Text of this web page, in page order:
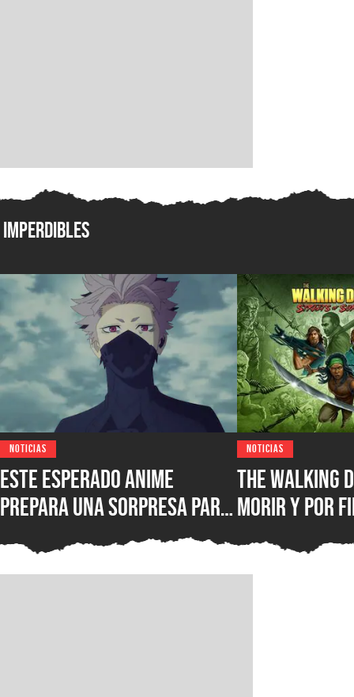
Imperdibles
NOTICIAS
Este esperado anime
prepara una sorpresa para
septiembre y los fans de
Kaiju No. 8 querrán verla
NOTICIAS
The Walking
morir y por
conocer la
lanzamiento